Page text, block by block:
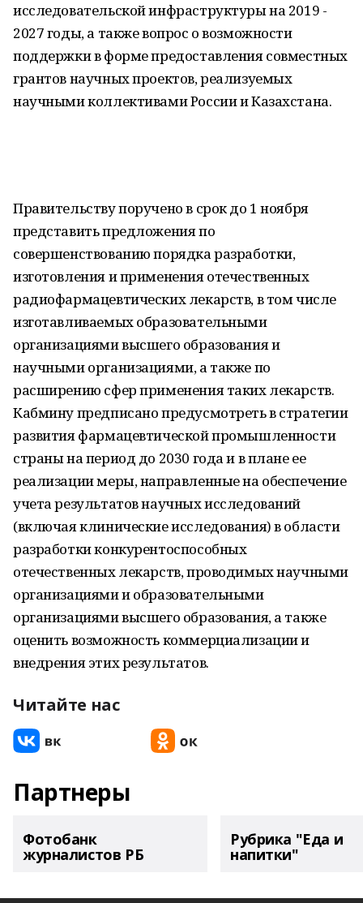
исследовательской инфраструктуры на 2019 -
2027 годы, а также вопрос о возможности
поддержки в форме предоставления совместных
грантов научных проектов, реализуемых
научными коллективами России и Казахстана.
Правительству поручено в срок до 1 ноября
представить предложения по
совершенствованию порядка разработки,
изготовления и применения отечественных
радиофармацевтических лекарств, в том числе
изготавливаемых образовательными
организациями высшего образования и
научными организациями, а также по
расширению сфер применения таких лекарств.
Кабмину предписано предусмотреть в стратегии
развития фармацевтической промышленности
страны на период до 2030 года и в плане ее
реализации меры, направленные на обеспечение
учета результатов научных исследований
(включая клинические исследования) в области
разработки конкурентоспособных
отечественных лекарств, проводимых научными
организациями и образовательными
организациями высшего образования, а также
оценить возможность коммерциализации и
внедрения этих результатов.
Читайте нас
Партнеры
Фотобанк
журналистов РБ
Рубрика "Еда и
напитки"